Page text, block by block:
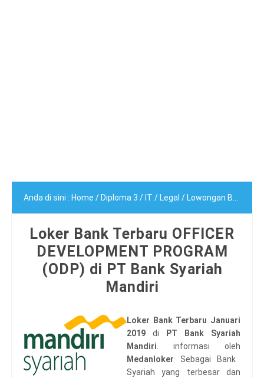
Anda di sini : Home / Diploma 3 / IT / Legal / Lowongan Bank
Loker Bank Terbaru OFFICER
DEVELOPMENT PROGRAM
(ODP) di PT Bank Syariah
Mandiri
Loker Bank Terbaru Januari
2019 di
PT Bank Syariah
Mandiri . informasi oleh
Medanloker Sebagai Bank
Syariah yang terbesar dan